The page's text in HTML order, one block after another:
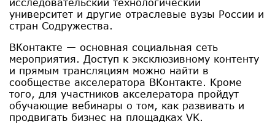
университет и другие отраслевые вузы России и
стран Содружества.
ВКонтакте — основная социальная сеть
мероприятия. Доступ к эксклюзивному контенту
и прямым трансляциям можно найти в
сообществе акселератора ВКонтакте. Кроме
того, для участников акселератора пройдут
обучающие вебинары о том, как развивать и
продвигать бизнес на площадках VK.